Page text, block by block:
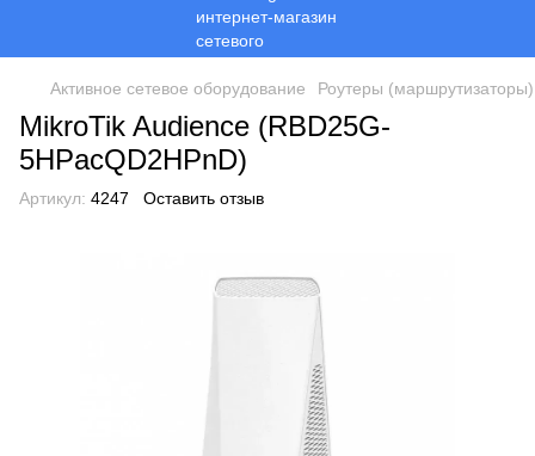
Активное сетевое оборудование Роутеры (маршрутизаторы)
MikroTik Audience (RBD25G-
5HPacQD2HPnD)
Артикул: 4247 Оставить отзыв